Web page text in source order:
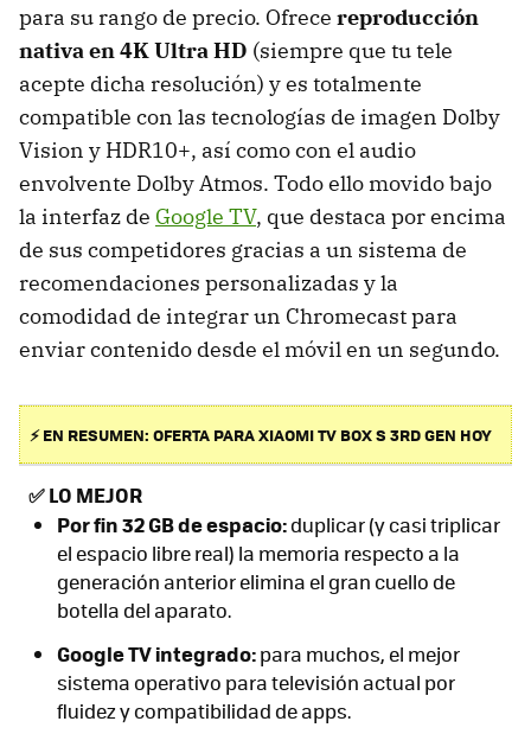
para su rango de precio. Ofrece reproducción
nativa en 4K Ultra HD (siempre que tu tele
acepte dicha resolución) y es totalmente
compatible con las tecnologías de imagen Dolby
Vision y HDR10+, así como con el audio
envolvente Dolby Atmos. Todo ello movido bajo
la interfaz de Google TV, que destaca por encima
de sus competidores gracias a un sistema de
recomendaciones personalizadas y la
comodidad de integrar un Chromecast para
enviar contenido desde el móvil en un segundo.
⚡ EN RESUMEN: OFERTA PARA XIAOMI TV BOX S 3RD GEN HOY
✅LO MEJOR
Por fin 32 GB de espacio:duplicar (y casi triplicar
el espacio libre real) la memoria respecto a la
generación anterior elimina el gran cuello de
botella del aparato.
Google TV integrado:para muchos, el mejor
sistema operativo para televisión actual por
fluidez y compatibilidad de apps.